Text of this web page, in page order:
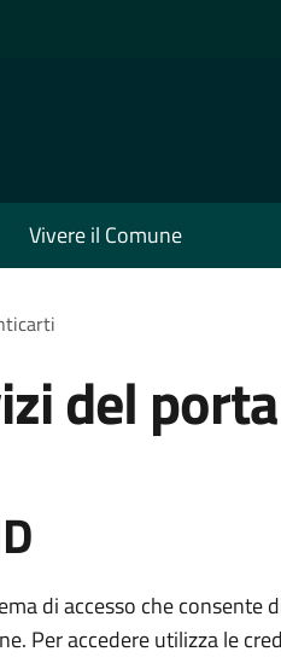
Vivere il Comune
del
di accesso che consente
Per accedere utilizza le